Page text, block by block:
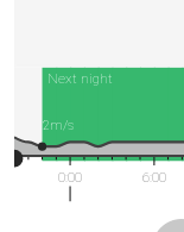
Next night
0:00 6:00
2m/s